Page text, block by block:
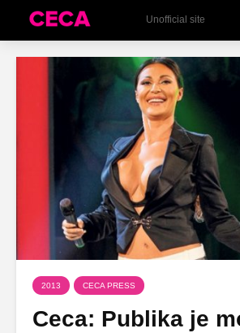
Unofficial site
2013 CECA PRESS
Ceca: Publika je